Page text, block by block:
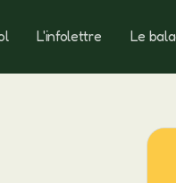
L'infolettre Le
Notes